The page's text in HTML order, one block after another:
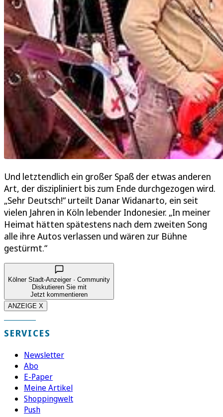
Und letztendlich ein großer Spaß der etwas anderen
Art, der diszipliniert bis zum Ende durchgezogen wird.
„Sehr Deutsch!“ urteilt Danar Widanarto, ein seit
vielen Jahren in Köln lebender Indonesier. „In meiner
Heimat hätten spätestens nach dem zweiten Song
alle ihre Autos verlassen und wären zur Bühne
gestürmt.“
Kölner Stadt-Anzeiger · Community
Diskutieren Sie mit
Jetzt kommentieren
ANZEIGE X
SERVICES
Newsletter
Abo
E-Paper
Meine Artikel
Shoppingwelt
Push